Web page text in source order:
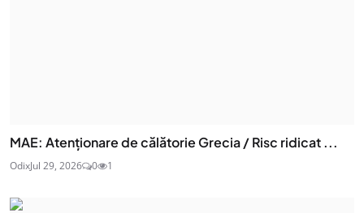
MAE: Atenţionare de călătorie Grecia / Risc ridicat ...
OdixJul 29, 2026 0 1